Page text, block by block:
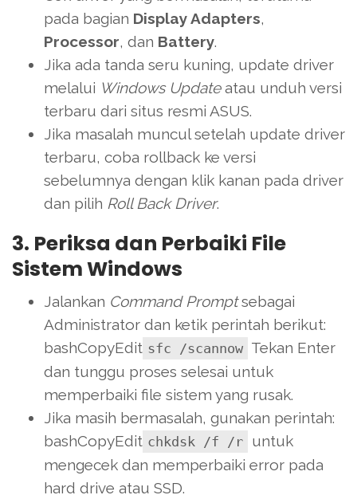
pada bagian Display Adapters,
Processor, dan Battery.
Jika ada tanda seru kuning, update driver
melalui Windows Updateatau unduh versi
terbaru dari situs resmi ASUS.
Jika masalah muncul setelah update driver
terbaru, coba rollback ke versi
sebelumnya dengan klik kanan pada driver
dan pilih Roll Back Driver.
3. Periksa dan Perbaiki File
Sistem Windows
Jalankan Command Promptsebagai
Administrator dan ketik perintah berikut:
bashCopyEdit sfc /scannow Tekan Enter
dan tunggu proses selesai untuk
memperbaiki file sistem yang rusak.
Jika masih bermasalah, gunakan perintah:
bashCopyEdit chkdsk /f /r untuk
mengecek dan memperbaiki error pada
hard drive atau SSD.